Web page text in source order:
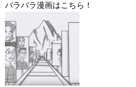
パラパラ漫画はこちら！